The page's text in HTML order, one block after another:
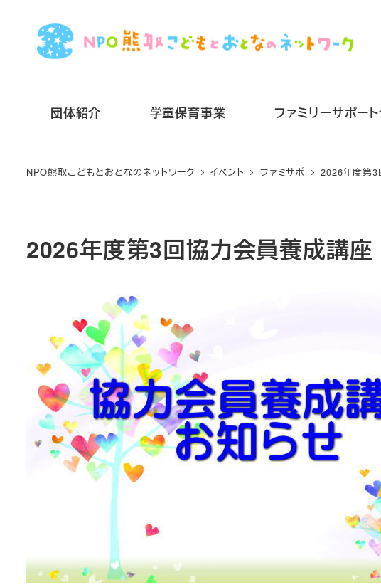
団体紹介 学童保育事業 ファミリーサポー
NPO熊取こどもとおとなのネットワーク イベント ファミサポ 2026年度第3
2026年度第3回協力会員養成講座